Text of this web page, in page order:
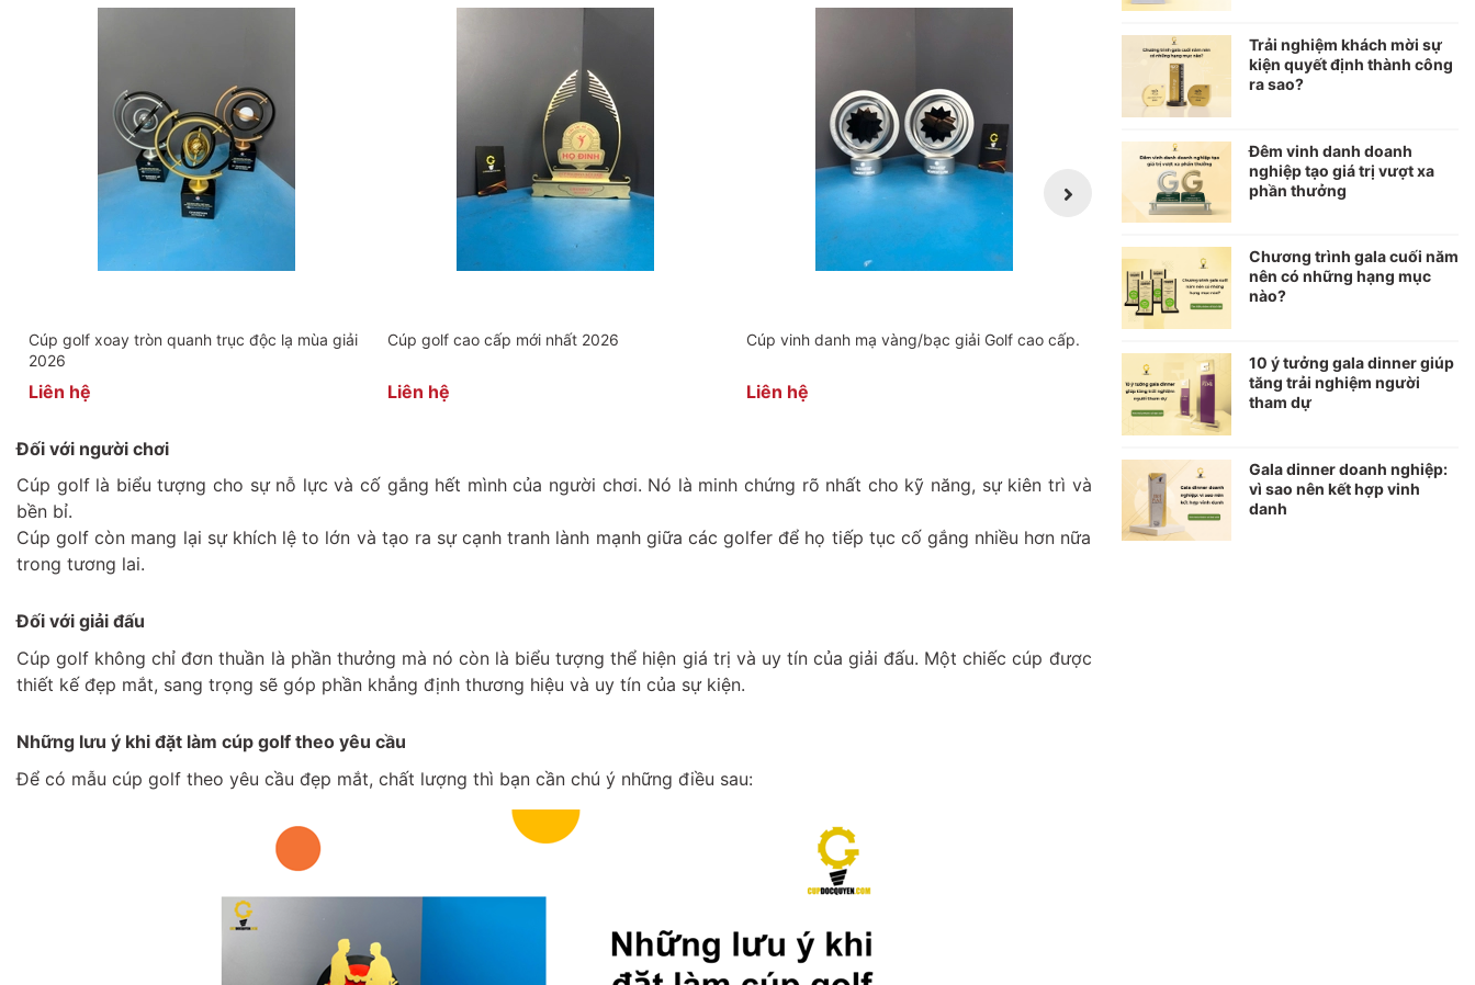
Cúp golf xoay tròn quanh trục độc lạ mùa giải
2026
Liên hệ
Cúp golf cao cấp mới nhất 2026
Liên hệ
Cúp vinh danh mạ vàng/bạc giải Golf cao cấp.
Liên hệ Liên hệ
Đối với người chơi
Cúp golf là biểu tượng cho sự nỗ lực và cố gắng hết mình của người chơi. Nó là minh chứng rõ nhất cho kỹ năng, sự kiên trì và
bền bỉ.
Cúp golf còn mang lại sự khích lệ to lớn và tạo ra sự cạnh tranh lành mạnh giữa các golfer để họ tiếp tục cố gắng nhiều hơn nữa
trong tương lai.
Đối với giải đấu
Cúp golf không chỉ đơn thuần là phần thưởng mà nó còn là biểu tượng thể hiện giá trị và uy tín của giải đấu. Một chiếc cúp được
thiết kế đẹp mắt, sang trọng sẽ góp phần khẳng định thương hiệu và uy tín của sự kiện.
Những lưu ý khi đặt làm cúp golf theo yêu cầu
Để có mẫu cúp golf theo yêu cầu đẹp mắt, chất lượng thì bạn cần chú ý những điều sau:
Trải nghiệm khách mời sự
kiện quyết định thành công
ra sao?
Đêm vinh danh doanh
nghiệp tạo giá trị vượt xa
phần thưởng
Chương trình gala cuối năm
nên có những hạng mục
nào?
10 ý tưởng gala dinner giúp
tăng trải nghiệm người
tham dự
Gala dinner doanh nghiệp:
vì sao nên kết hợp vinh
danh